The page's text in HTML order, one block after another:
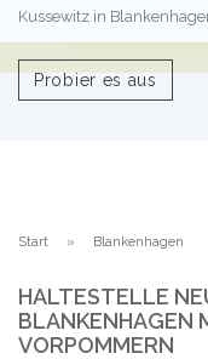
Kussewitz in
Probier es aus
Start Blankenhagen
HALTESTELLE
BLANKENHAGEN
VORPOMMERN